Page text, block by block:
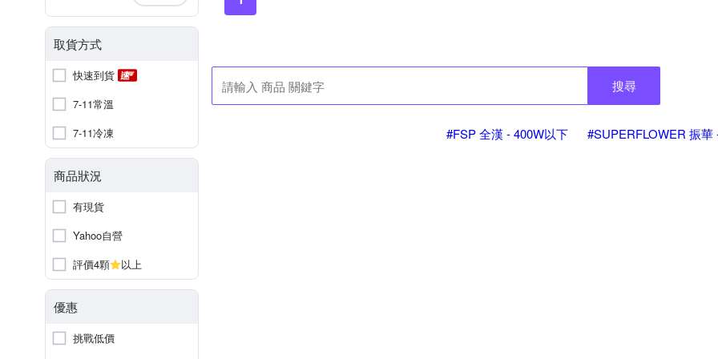
取貨方式
快速到貨
7-11常溫
7-11冷凍
商品狀況
有現貨
Yahoo自營
評價4顆
以上
優惠
挑戰低價
搜尋
#FSP 全漢 - 400W以下 #SUPERFLOWER 振華